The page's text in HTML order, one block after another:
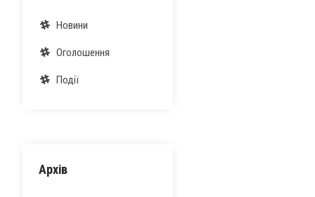
Новини
Оголошення
Події
Архів